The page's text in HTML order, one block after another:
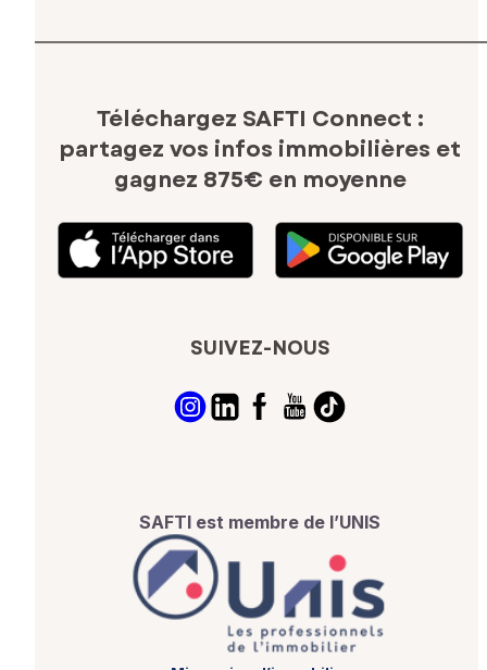
Téléchargez SAFTI Connect :
partagez vos infos immobilières et
gagnez 875€ en moyenne
SUIVEZ-NOUS
SAFTI est membre de l’UNIS